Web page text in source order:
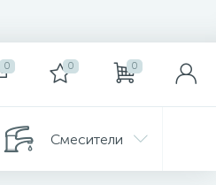
0 0 0
Смесители